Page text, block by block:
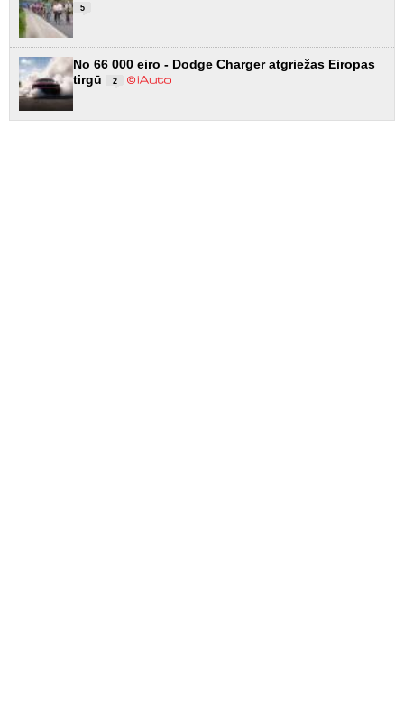
5
No 66 000 eiro - Dodge Charger atgriežas Eiropas
tirgū
2